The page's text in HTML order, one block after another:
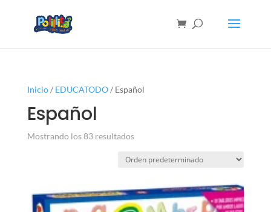
Inicio/ EDUCATODO/ Español
Español
Mostrando los 83 resultados